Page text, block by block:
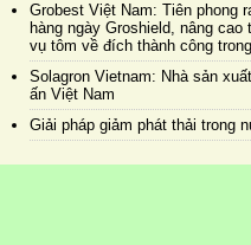
Grobest Việt Nam: Tiên phong
hàng ngày Groshield, nâng
vụ tôm về đích thành công
Solagron Vietnam: Nhà sản
ấn Việt Nam
Giải pháp giảm phát thải trong